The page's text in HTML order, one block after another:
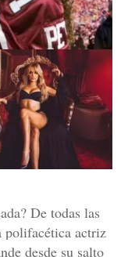
De todas las
polifacética actriz
desde su salto